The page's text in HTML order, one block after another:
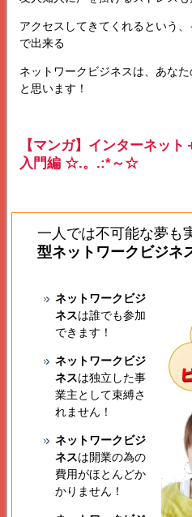
アクセスしてきてくれるという
で出来る
ネットワークビジネスは、あな
と思います！
【マンガ】インターネッ
入門編 ☆.。.:*～☆
一人では不可能な夢も
型ネットワークビジネ
ネットワークビジ
ネスは誰でも参加
できます！
ネットワークビジ
ネスは独立した事
業主として束縛さ
れません！
ネットワークビジ
ネスは開業の為の
費用がほとんどか
かりません！